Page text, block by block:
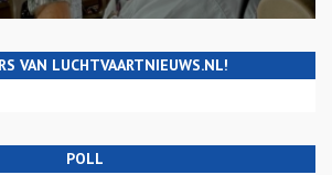
VAN LUCHTVAARTNIEUWS.NL!
POLL